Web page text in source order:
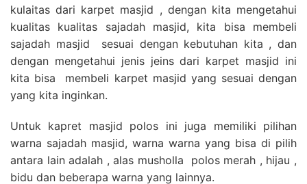
kulaitas dari karpet masjid , dengan kita mengetahui
kualitas kualitas sajadah masjid, kita bisa membeli
sajadah masjid sesuai dengan kebutuhan kita , dan
dengan mengetahui jenis jeins dari karpet masjid ini
kita bisa membeli karpet masjid yang sesuai dengan
yang kita inginkan.
Untuk kapret masjid polos ini juga memiliki pilihan
warna sajadah masjid, warna warna yang bisa di pilih
antara lain adalah , alas musholla polos merah , hijau ,
bidu dan beberapa warna yang lainnya.